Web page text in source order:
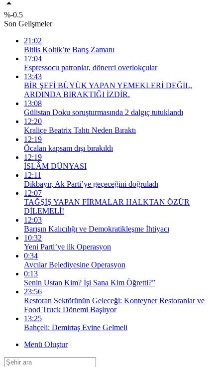
%-0.5
Son Gelişmeler
21:02
Bitlis Koltik’te Barış Zamanı
17:04
Espressocu patronlar, dönerci overlokçular
13:43
BİR ŞEFİ BÜYÜK YAPAN YEMEKLERİ DEĞİL,
ARDINDA BIRAKTIĞI İZDİR.
13:08
Gülistan Doku soruşturmasında 2 dalgıç tutuklandı
12:20
Kraliçe Beatrix Tahtı Neden Bıraktı
12:19
Öcalan kapsam dışı bırakıldı
12:19
İSLÂM DÜNYASI
12:11
Dikbayır, Ak Parti’ye geçeceğini doğruladı
12:07
TAĞŞİŞ YAPAN FİRMALAR HALKTAN ÖZÜR
DİLEMELİ!
12:03
Barışın Kalıcılığı ve Demokratikleşme İhtiyacı
10:32
Yeni Parti’ye ilk Operasyon
0:34
Avcılar Belediyesine Operasyon
0:13
Senin Ustan Kim? İşi Sana Kim Öğretti?”
23:56
Restoran Sektörünün Geleceği: Konteyner Restoranlar ve
Food Truck Dönemi Başlıyor
13:25
Bahçeli: Demirtaş Evine Gelmeli
Menü Oluştur